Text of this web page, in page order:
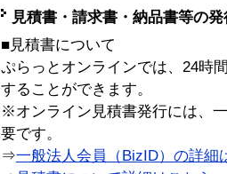
見積書・請求書・納品書等の
■見積書について
ぷらっとオンラインでは、24時
することができます。
※オンライン見積書発行には、
要です。
⇒一般法人会員（BizID）の詳細